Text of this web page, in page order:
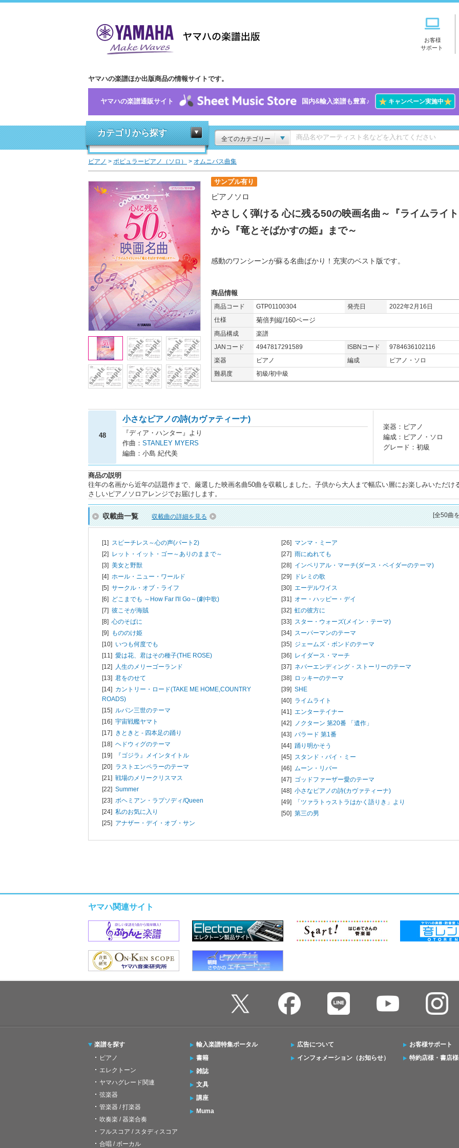
お客様
サポート
ヤマハの楽譜ほか出版商品の情報サイトです。
ヤマハの楽譜通販サイト 国内&輸入楽譜も豊富♪ ★キャンペーン実施中★
カテゴリから探す
全てのカテゴリー
ピアノ > ポピュラーピアノ（ソロ） > オムニバス曲集
サンプル有り
ピアノソロ
やさしく弾ける 心に残る50の映画名曲～『ライムライト
から『竜とそばかすの姫』まで～
感動のワンシーンが蘇る名曲ばかり！充実のベスト版です。
商品情報
商品コード GTP01100304 発売日
2022年2月16日
仕様
菊倍判縦/160ページ
商品構成
楽譜
JANコード
4947817291589 ISBNコード
9784636102116
楽器
ピアノ 編成
ピアノ・ソロ
難易度
初級/初中級
48
小さなピアノの詩(カヴァティーナ)
『ディア・ハンター』より
作曲： STANLEY MYERS
編曲：小島 紀代美
楽器：ピアノ
編成：ピアノ・ソロ
グレード：初級
商品の説明
往年の名画から近年の話題作まで、厳選した映画名曲50曲を収載しました。子供から大人まで幅広い層にお楽しみいただけ
さしいピアノソロアレンジでお届けします。
収載曲一覧 収載曲の詳細を見る [全50曲
[1] スピーチレス～心の声(パート2)
[2] レット・イット・ゴー～ありのままで～
[3] 美女と野獣
[4] ホール・ニュー・ワールド
[5] サークル・オブ・ライフ
[6] どこまでも ～How Far I'll Go～(劇中歌)
[7] 彼こそが海賊
[8] 心のそばに
[9] もののけ姫
[10] いつも何度でも
[11] 愛は花、君はその種子(THE ROSE)
[12] 人生のメリーゴーランド
[13] 君をのせて
[14] カントリー・ロード(TAKE ME HOME,COUNTRY
ROADS)
[15] ルパン三世のテーマ
[16] 宇宙戦艦ヤマト
[17] きときと - 四本足の踊り
[18] ヘドウィグのテーマ
[19]
『ゴジラ』メインタイトル
[20] ラストエンペラーのテーマ
[21] 戦場のメリークリスマス
[22] Summer
[23] ボヘミアン・ラプソディ/Queen
[24] 私のお気に入り
[25] アナザー・デイ・オブ・サン
[26] マンマ・ミーア
[27] 雨にぬれても
[28] インペリアル・マーチ(ダース・ベイダーのテーマ)
[29]
ドレミの歌
[30] エーデルワイス
[31] オー・ハッピー・デイ
[32] 虹の彼方に
[33] スター・ウォーズ(メイン・テーマ)
[34] スーパーマンのテーマ
[35] ジェームズ・ボンドのテーマ
[36] レイダース・マーチ
[37] ネバーエンディング・ストーリーのテーマ
[38] ロッキーのテーマ
[39] SHE
[40] ライムライト
[41] エンターテイナー
[42] ノクターン 第20番 「遺作」
[43] バラード 第1番
[44] 踊り明かそう
[45] スタンド・バイ・ミー
[46] ムーン・リバー
[47] ゴッドファーザー愛のテーマ
[48] 小さなピアノの詩(カヴァティーナ)
[49]
「ツァラトゥストラはかく語りき」より
[50] 第三の男
ヤマハ関連サイト
楽譜を探す
ピアノ
エレクトーン
ヤマハグレード関連
弦楽器
管楽器 / 打楽器
吹奏楽 / 器楽合奏
フルスコア / スタディスコア
合唱 / ボーカル
輸入楽譜特集ポータル
書籍
雑誌
文具
講座
Muma
広告について
インフォメーション（お知らせ）
お客様サポート
特約店様・書店